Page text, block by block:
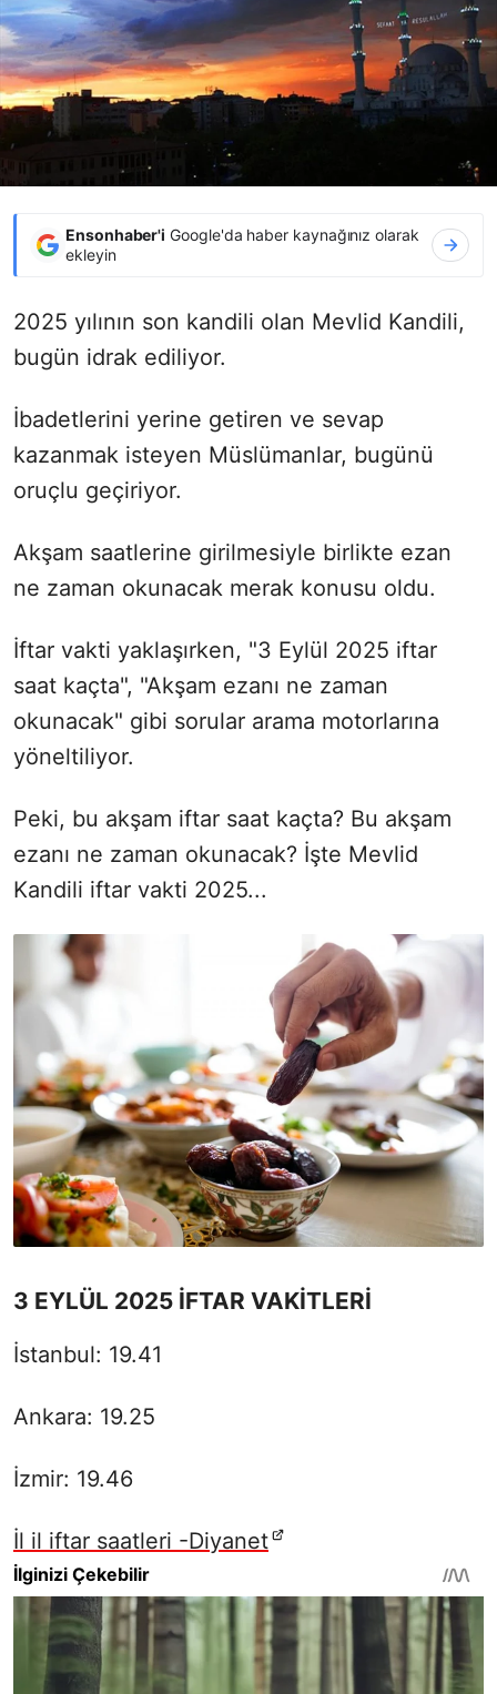
Ensonhaber'i Google'da haber kaynağınız olarak
ekleyin
2025 yılının son kandili olan Mevlid Kandili,
bugün idrak ediliyor.
İbadetlerini yerine getiren ve sevap
kazanmak isteyen Müslümanlar, bugünü
oruçlu geçiriyor.
Akşam saatlerine girilmesiyle birlikte ezan
ne zaman okunacak merak konusu oldu.
İftar vakti yaklaşırken, "3 Eylül 2025 iftar
saat kaçta", "Akşam ezanı ne zaman
okunacak" gibi sorular arama motorlarına
yöneltiliyor.
Peki, bu akşam iftar saat kaçta? Bu akşam
ezanı ne zaman okunacak? İşte Mevlid
Kandili iftar vakti 2025...
3 EYLÜL 2025 İFTAR VAKİTLERİ
İstanbul: 19.41
Ankara: 19.25
İzmir: 19.46
İl il iftar saatleri -Diyanet